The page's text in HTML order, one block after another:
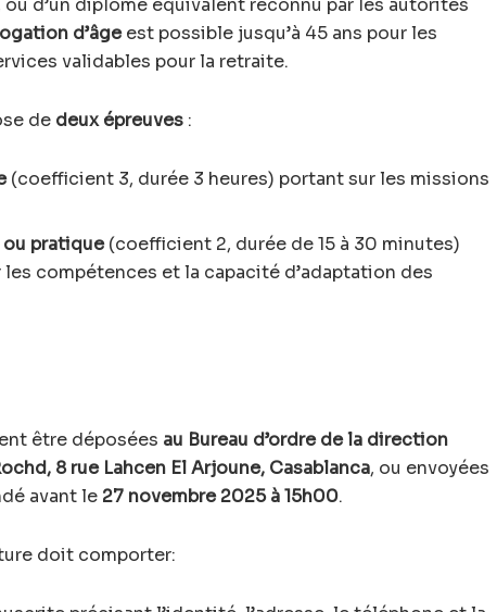
d’un diplôme équivalent reconnu par les autorités
d’âgeest possible jusqu’à 45 ans pour les
validables pour la retraite.
de deux épreuves :
(coefficient 3, durée 3 heures) portant sur les missions
ou pratique(coefficient 2, durée de 15 à 30 minutes)
compétences et la capacité d’adaptation des
être déposées au Bureau d’ordre de la direction
8 rue Lahcen El Arjoune, Casablanca, ou envoyées
avant le 27 novembre 2025 à 15h00.
doit comporter: